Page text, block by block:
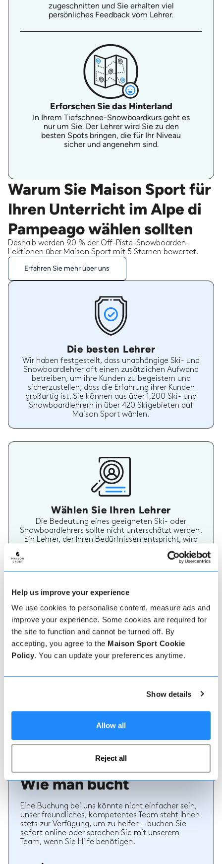
Help us improve your experience
We use cookies to personalise content, measure ads and
improve your experience. Some cookies are required for
the site to function and cannot be turned off. By
accepting, you agree to the Maison Sport Cookie
Policy. You can update your preferences anytime.
Show details
Allow all
Reject all
zugeschnitten und Sie erhalten viel
persönliches Feedback vom Lehrer.
Erforschen Sie das Hinterland
In Ihrem Tiefschnee-Snowboardkurs geht es
nur um Sie. Der Lehrer wird Sie zu den
besten Spots bringen, die für Ihr Niveau
sicher und angenehm sind.
Warum Sie Maison Sport für
Ihren Unterricht im Alpe di
Pampeago wählen sollten
Deshalb werden 90 % der Off-Piste-Snowboarden-
Lektionen über Maison Sport mit 5 Sternen bewertet.
Erfahren Sie mehr über uns
Die besten Lehrer
Wir haben festgestellt, dass unabhängige Ski- und
Snowboardlehrer oft einen zusätzlichen Aufwand
betreiben, um ihre Kunden zu begeistern und
sicherzustellen, dass die Erfahrung ihrer Kunden
großartig ist. Sie können aus über 1,200 Ski- und
Snowboardlehrern in über 420 Skigebieten auf
Maison Sport wählen.
Wählen Sie Ihren Lehrer
Die Bedeutung eines geeigneten Ski- oder
Snowboardlehrers sollte nicht unterschätzt werden.
Ein Lehrer, der Ihren Bedürfnissen entspricht, wird
Maison Sport ist es einfach, mehr über jeden Lehrer
zu erfahren, ihre Bewertungen zu überprüfen und
Sport werden bewertet. Verifizierte Bewertungen
hochwertigen Service bietet und welche Arten von
Wie man bucht
Eine Buchung bei uns könnte nicht einfacher sein,
unser freundliches, kompetentes Team steht Ihnen
stets zur Verfügung, um zu helfen - buchen Sie
sofort online oder sprechen Sie mit unserem
Team, wenn Sie Hilfe benötigen.